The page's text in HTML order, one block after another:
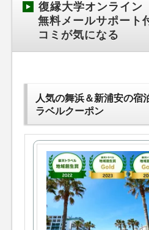
復縁大学オンライ
無料メールサポート
コミが気になる
人気の舞浜＆新浦安の宿
ラベルクーポン